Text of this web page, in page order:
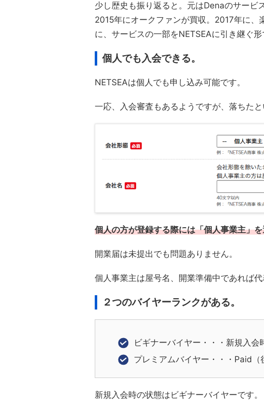
少し歴史も振り返ると。元はDenaのサービ
2015年にオークファンが買収。2017年に、
に、サービスの一部をNETSEAに引き継ぐ形
個人でも入会できる。
NETSEAは個人でも申し込み可能です。
一応、入会審査もあるようですが、落ちたと
個人の方が登録する際には「個人事業主」
開業届は未提出でも問題ありません。
個人事業主は屋号名、開業準備中であれば代
２つのバイヤーランクがある。
ビギナーバイヤー・・・新規入会
プレミアムバイヤー・・・Paid（
新規入会時の状態はビギナーバイヤーです。